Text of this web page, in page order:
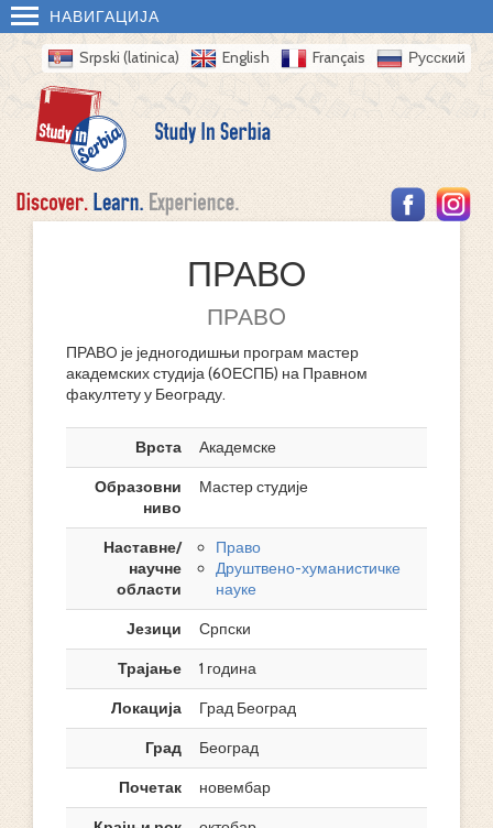
НАВИГАЦИЈА
Srpski (latinica) English Français Русский
ПРАВO
ПРАВO
ПРАВO је једногодишњи програм мастер
академских студија (60ЕСПБ) на Правном
факултету у Београду.
Врста
Академске
Образовни
ниво
Мастер студије
Наставне/
научне
области
Право
Друштвено-хуманистичке
науке
Језици
Српски
Трајање
1 година
Локација
Град Београд
Град
Београд
Почетак
новембар